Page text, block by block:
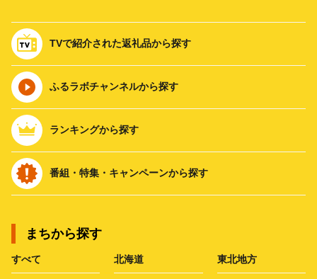
TVで紹介された返礼品から探す
ふるラボチャンネルから探す
ランキングから探す
番組・特集・キャンペーンから探す
まちから探す
すべて 北海道 東北地方